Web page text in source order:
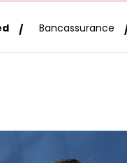
Bancassurance